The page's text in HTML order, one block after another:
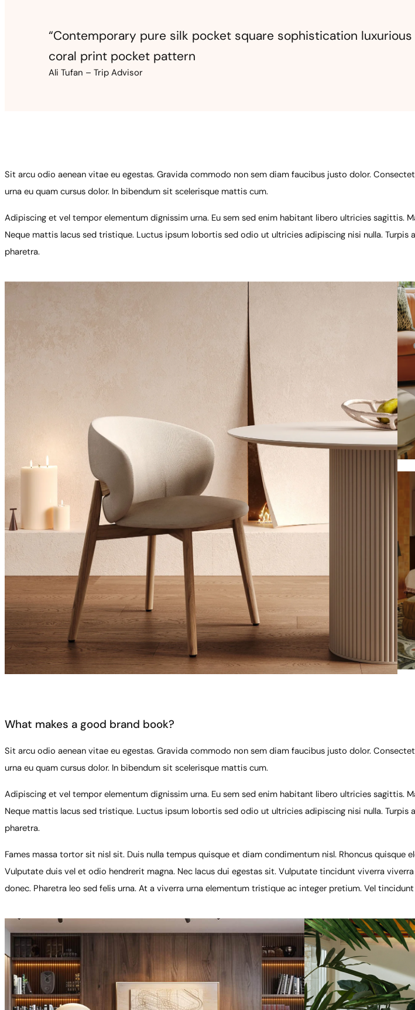
“Contemporary pure silk pocket square sophistication luxurious
coral print pocket pattern
Ali Tufan – Trip Advisor
Sit arcu odio aenean vitae eu egestas. Gravida commodo non sem diam faucibus justo dolor.
urna eu quam cursus dolor. In bibendum sit scelerisque mattis cum.
Adipiscing et vel tempor elementum dignissim urna. Eu sem sed enim habitant libero ultricies sagittis.
Neque mattis lacus sed tristique. Luctus ipsum lobortis sed odio ut ultricies adipiscing nisi nulla.
pharetra.
What makes a good brand book?
Sit arcu odio aenean vitae eu egestas. Gravida commodo non sem diam faucibus justo dolor.
urna eu quam cursus dolor. In bibendum sit scelerisque mattis cum.
Adipiscing et vel tempor elementum dignissim urna. Eu sem sed enim habitant libero ultricies sagittis.
Neque mattis lacus sed tristique. Luctus ipsum lobortis sed odio ut ultricies adipiscing nisi nulla.
pharetra.
Fames massa tortor sit nisl sit. Duis nulla tempus quisque et diam condimentum nisl. Rhoncus quisque
Vulputate duis vel et odio hendrerit magna. Nec lacus dui egestas sit. Vulputate tincidunt viverra
donec. Pharetra leo sed felis urna. At a viverra urna elementum tristique ac integer pretium. Vel